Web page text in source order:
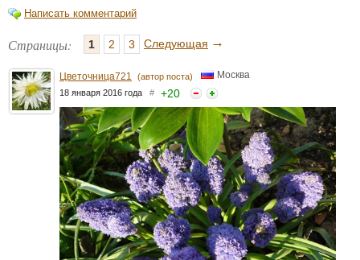
Написать комментарий
Страницы: 1 2 3 Следующая →
Цветочница721 (автор поста) Москва
18 января 2016 года # +20